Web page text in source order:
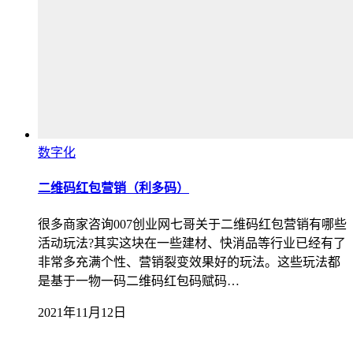
数字化
二维码红包营销（利多码）
很多商家咨询007创业网七哥关于二维码红包营销有哪些
活动玩法?其实这块在一些建材、快消品等行业已经有了
非常多充满个性、营销裂变效果好的玩法。这些玩法都
是基于一物一码二维码红包码赋码…
2021年11月12日